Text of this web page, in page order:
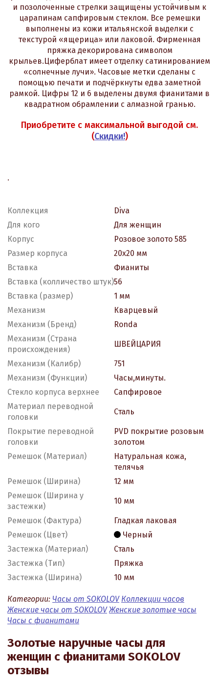
и позолоченные стрелки защищены устойчивым к
царапинам сапфировым стеклом. Все ремешки
выполнены из кожи итальянской выделки с
текстурой «ящерица» или лаковой. Фирменная
пряжка декорирована символом
крыльев.Циферблат имеет отделку сатинированием
«солнечные лучи». Часовые метки сделаны с
помощью печати и подчёркнуты едва заметной
рамкой. Цифры 12 и 6 выделены двумя фианитами в
квадратном обрамлении с алмазной гранью.
Приобретите с максимальной выгодой см.
(Скидки!)
.
Коллекция
Diva
Для кого
Для женщин
Корпус
Розовое золото 585
Размер корпуса
20х20 мм
Вставка
Фианиты
Вставка (колличество штук)56
Вставка (размер)
1 мм
Механизм
Кварцевый
Механизм (Бренд)
Ronda
Механизм (Страна
происхождения)
ШВЕЙЦАРИЯ
Механизм (Калибр)
751
Механизм (Функции)
Часы,минуты.
Стекло корпуса верхнее
Сапфировое
Материал переводной
головки
Сталь
Покрытие переводной
головки
PVD покрытие розовым
золотом
Ремешок (Материал)
Натуральная кожа,
телячья
Ремешок (Ширина)
12 мм
Ремешок (Ширина у
застежки)
10 мм
Ремешок (Фактура)
Гладкая лаковая
Ремешок (Цвет)
Черный
Застежка (Материал)
Сталь
Застежка (Тип)
Пряжка
Застежка (Ширина)
10 мм
Категории: Часы от SOKOLOV Коллекции часов
Женские часы от SOKOLOV Женские золотые часы
Часы с фианитами
Золотые наручные часы для
женщин с фианитами SOKOLOV
отзывы